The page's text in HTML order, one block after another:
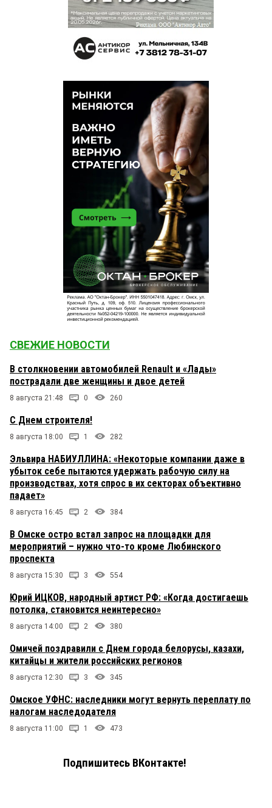
СВЕЖИЕ НОВОСТИ
В столкновении автомобилей Renault и «Лады»
пострадали две женщины и двое детей
8 августа 21:48 0 260
С Днем строителя!
8 августа 18:00 1 282
Эльвира НАБИУЛЛИНА: «Некоторые компании даже в
убыток себе пытаются удержать рабочую силу на
производствах, хотя спрос в их секторах объективно
падает»
8 августа 16:45 2 384
В Омске остро встал запрос на площадки для
мероприятий – нужно что-то кроме Любинского
проспекта
8 августа 15:30 3 554
Юрий ИЦКОВ, народный артист РФ: «Когда достигаешь
потолка, становится неинтересно»
8 августа 14:00 2 380
Омичей поздравили с Днем города белорусы, казахи,
китайцы и жители российских регионов
8 августа 12:30 3 345
Омское УФНС: наследники могут вернуть переплату по
налогам наследодателя
8 августа 11:00 1 473
Подпишитесь ВКонтакте!